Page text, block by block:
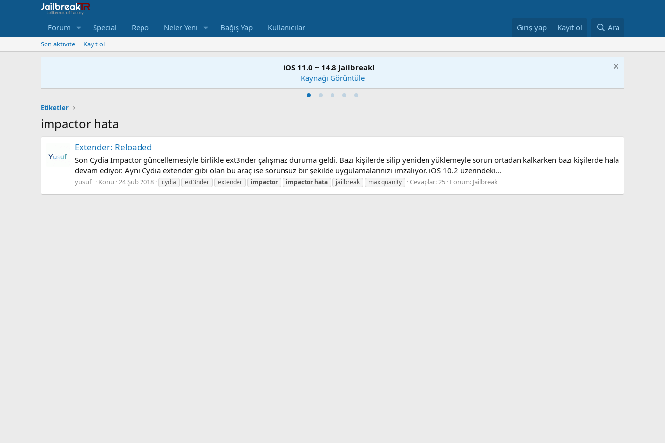
Forum Special Repo Neler Yeni Bağış Yap Kullanıcılar Giriş yap Kayıt ol Ara
Son aktivite Kayıt ol
iOS 11.0 ~ 14.8 Jailbreak!
Kaynağı Görüntüle
Etiketler
impactor hata
Extender: Reloaded
Son Cydia Impactor güncellemesiyle birlikle ext3nder çalışmaz duruma geldi. Bazı kişilerde silip yeniden yüklemeyle sorun ortadan kalkarken bazı kişilerde hala
devam ediyor. Aynı Cydia extender gibi olan bu araç ise sorunsuz bir şekilde uygulamalarınızı imzalıyor. iOS 10.2 üzerindeki...
yusuf_ Konu 24 Şub 2018 cydia ext3nder extender impactor impactor hata jailbreak max quanity Cevaplar: 25 Forum: Jailbreak